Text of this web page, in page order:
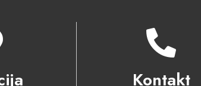
Kontakt